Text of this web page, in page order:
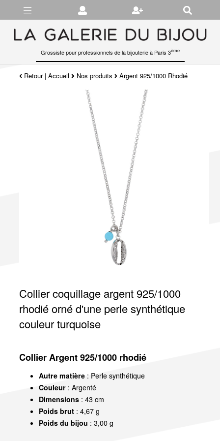
Grossiste pour professionnels de la bijouterie à Paris 3ème
Retour|Accueil Nos produits Argent 925/1000 Rhodié
Collier coquillage argent 925/1000
rhodié orné d'une perle synthétique
couleur turquoise
Collier Argent 925/1000 rhodié
Autre matière: Perle synthétique
Couleur: Argenté
Dimensions: 43 cm
Poids brut: 4,67 g
Poids du bijou : 3,00 g
Gérer les préférences en matière de cookies